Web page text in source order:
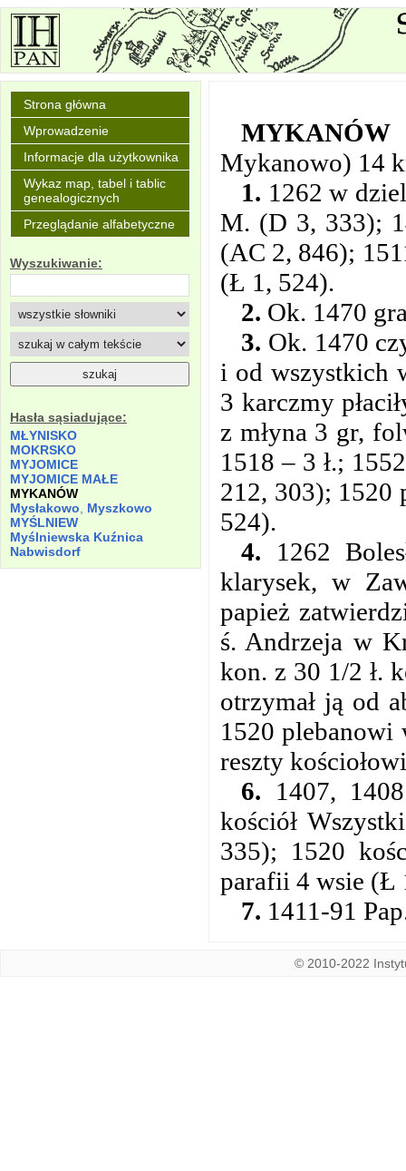
Strona główna
Wprowadzenie
Informacje dla użytkownika
Wykaz map, tabel i tablic
genealogicznych
Przeglądanie alfabetyczne
Wyszukiwanie:
Hasła sąsiadujące:
MŁYNISKO
MOKRSKO
MYJOMICE
MYJOMICE MAŁE
MYKANÓW
Mysłakowo
Myszkowo
MYŚLNIEW
Myślniewska Kuźnica
Nabwisdorf
MYKANÓW
Mykanowo) 14
1. 1262 w
M. (D 3, 333);
(AC 2, 846);
(Ł 1, 524).
2. Ok. 1470
3. Ok. 1470
i od wszystkich
3 karczmy
z młyna 3 gr,
1518 – 3 ł.;
212, 303); 1520
524).
4. 1262
klarysek, w
papież
ś. Andrzeja w
kon. z 30 1/2 ł.
otrzymał ją od
1520 plebanowi
reszty
6. 1407,
kościół
335); 1520
parafii 4 wsie (Ł
7. 1411-91
© 2010-2022